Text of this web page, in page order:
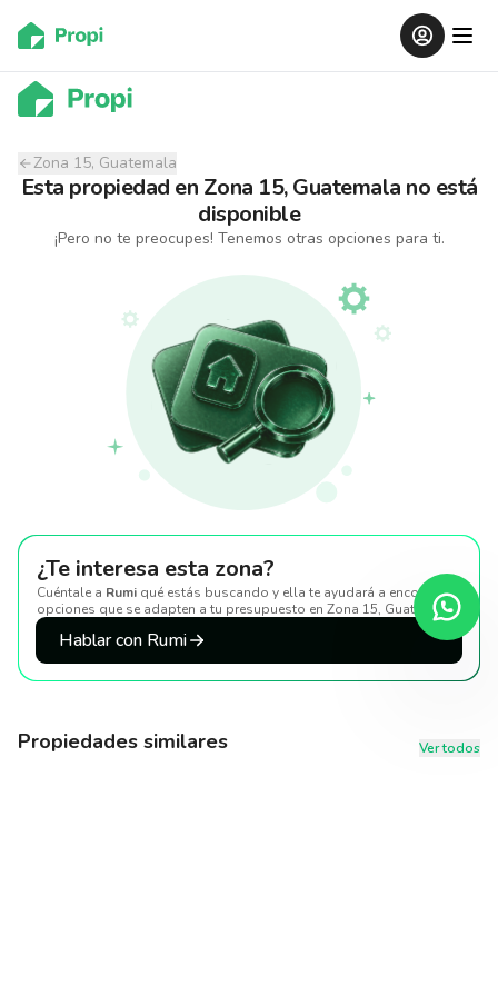
Zona 15, Guatemala
Esta propiedad en Zona 15, Guatemala no está
disponible
¡Pero no te preocupes! Tenemos otras opciones para ti.
¿Te interesa esta zona?
Cuéntale a Rumi qué estás buscando y ella te ayudará a encontrar
opciones que se adapten a tu presupuesto en Zona 15, Guatemala.
Hablar con Rumi
Propiedades similares Ver todos